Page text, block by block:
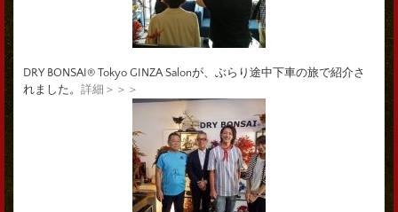
DRY BONSAI® Tokyo GINZA Salonが、ぶらり途中下車の旅で紹介さ
れました。 詳細＞＞＞